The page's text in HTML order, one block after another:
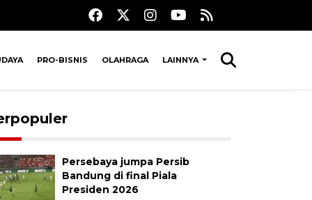
PRO-BISNIS OLAHRAGA LAINNYA
Persebaya jumpa Persib
Bandung di final Piala
Presiden 2026